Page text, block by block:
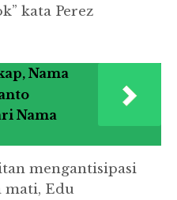
kata Perez
Nama
Nama
mengantisipasi
mati, Edu